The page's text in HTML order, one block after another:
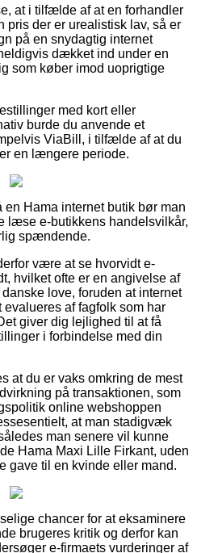
at i tilfælde af at en forhandler
pris der er urealistisk lav, så er
på en snydagtig internet
dækket ind under en
som køber imod uoprigtige
med kort eller
burde du anvende et
ViaBill, i tilfælde af at du
en længere periode.
en Hama internet butik bør man
læse e-butikkens handelsvilkår,
spændende.
være at se hvorvidt e-
hvilket ofte er en angivelse af
love, foruden at internet
af fagfolk som har
giver dig lejlighed til at få
i forbindelse med din
at du er vaks omkring de mest
på transaktionen, som
online webshoppen
at man stadigvæk
man senere vil kunne
Hama Maxi Lille Firkant, uden
gave til en kvinde eller mand.
chancer for at eksaminere
brugeres kritik og derfor kan
e-firmaets vurderinger af